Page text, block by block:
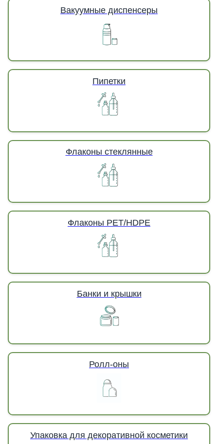
Вакуумные диспенсеры
Пипетки
Флаконы стеклянные
Флаконы PET/HDPE
Банки и крышки
Ролл-оны
Упаковка для декоративной косметики